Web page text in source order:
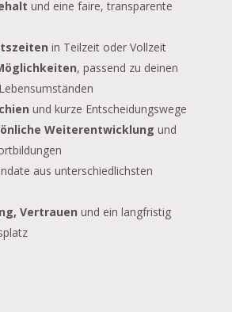
und eine faire, transparente
in Teilzeit oder Vollzeit
, passend zu deinen
und kurze Entscheidungswege
Weiterentwicklung und
aus unterschiedlichsten
Vertrauen und ein langfristig